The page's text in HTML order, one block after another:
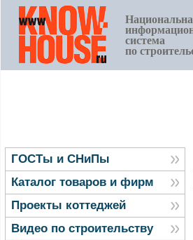
система
по
ГОСТы и СНиПы
Каталог товаров и фирм
Проекты коттеджей
Видео по строительству